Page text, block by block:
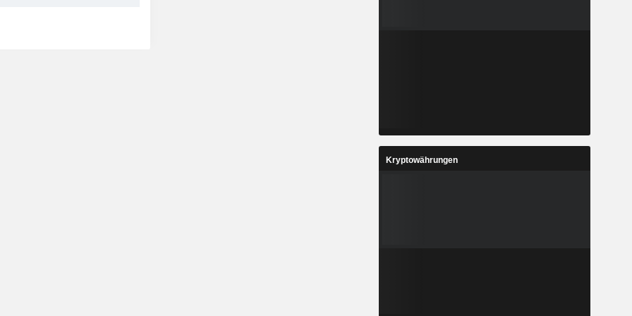
Kryptowährungen